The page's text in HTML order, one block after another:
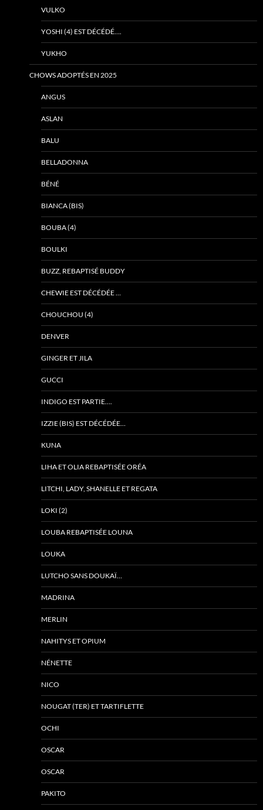
VULKO
YOSHI (4) EST DÉCÉDÉ….
YUKHO
CHOWS ADOPTÉS EN 2025
ANGUS
ASLAN
BALU
BELLADONNA
BÉNÉ
BIANCA (BIS)
BOUBA (4)
BOULKI
BUZZ, REBAPTISÉ BUDDY
CHEWIE EST DÉCÉDÉE …
CHOUCHOU (4)
DENVER
GINGER ET JILA
GUCCI
INDIGO EST PARTIE….
IZZIE (BIS) EST DÉCÉDÉE…
KUNA
LIHA ET OLIA REBAPTISÉE ORÉA
LITCHI, LADY, SHANELLE ET REGATA
LOKI (2)
LOUBA REBAPTISÉE LOUNA
LOUKA
LUTCHO SANS DOUKAÏ…
MADRINA
MERLIN
NAHITYS ET OPIUM
NÉNETTE
NICO
NOUGAT (TER) ET TARTIFLETTE
OCHI
OSCAR
OSCAR
PAKITO